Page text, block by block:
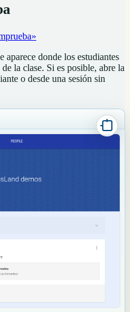
donde los estudiantes
la clase. Si es posible, abre la
o desde una sesión sin